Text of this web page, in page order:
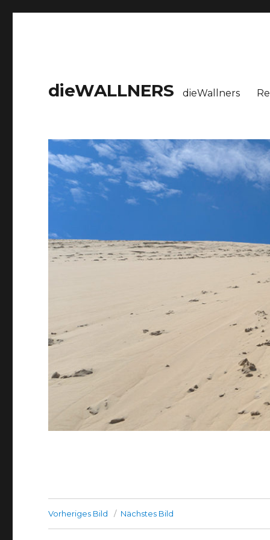
dieWALLNERS dieWallners
Vorheriges Bild Nächstes Bild